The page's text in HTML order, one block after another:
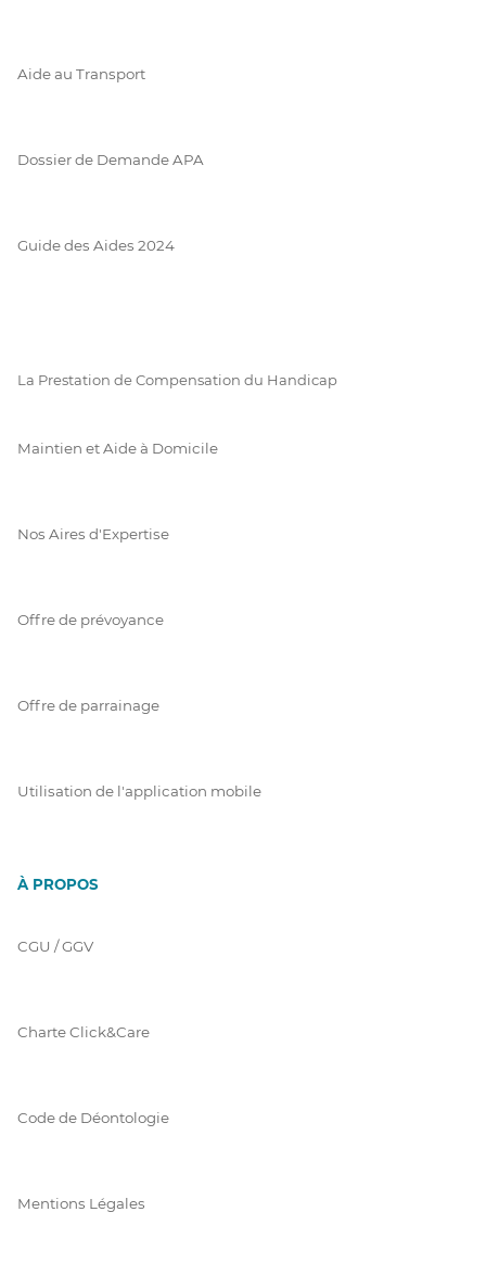
Aide au Transport
Dossier de Demande APA
Guide des Aides 2024
La Prestation de Compensation du Handicap
Maintien et Aide à Domicile
Nos Aires d'Expertise
Offre de prévoyance
Offre de parrainage
Utilisation de l'application mobile
À PROPOS
CGU / GGV
Charte Click&Care
Code de Déontologie
Mentions Légales